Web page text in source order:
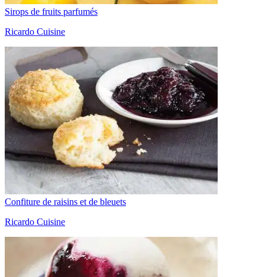
Sirops de fruits parfumés
Ricardo Cuisine
Confiture de raisins et de bleuets
Ricardo Cuisine